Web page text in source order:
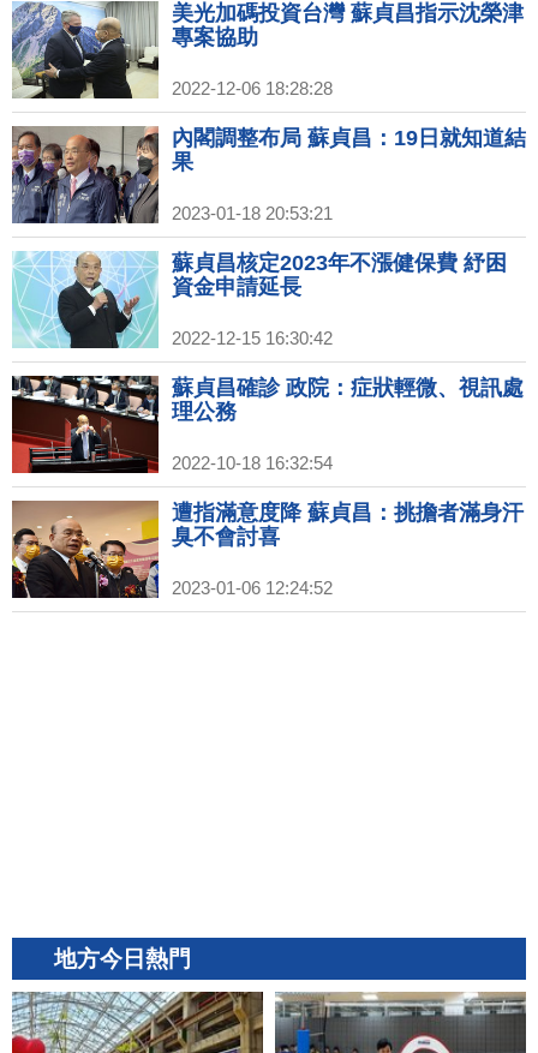
美光加碼投資台灣 蘇貞昌指示沈榮津
專案協助
2022-12-06 18:28:28
內閣調整布局 蘇貞昌：19日就知道結
果
2023-01-18 20:53:21
蘇貞昌核定2023年不漲健保費 紓困
資金申請延長
2022-12-15 16:30:42
蘇貞昌確診 政院：症狀輕微、視訊處
理公務
2022-10-18 16:32:54
遭指滿意度降 蘇貞昌：挑擔者滿身汗
臭不會討喜
2023-01-06 12:24:52
地方今日熱門